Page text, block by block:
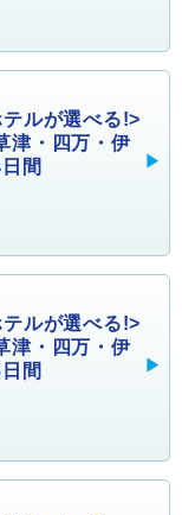
ルが選べる!>
津・四万・伊
間
ルが選べる!>
津・四万・伊
間